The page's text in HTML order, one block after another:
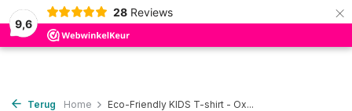
9,6
28 Reviews ×
0
Terug Home Eco-Friendly KIDS T-shirt - Ox...